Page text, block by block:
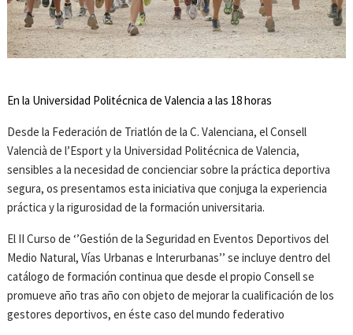
En la Universidad Politécnica de Valencia a las 18 horas
Desde la Federación de Triatlón de la C. Valenciana, el Consell
Valencià de l’Esport y la Universidad Politécnica de Valencia,
sensibles a la necesidad de concienciar sobre la práctica deportiva
segura, os presentamos esta iniciativa que conjuga la experiencia
práctica y la rigurosidad de la formación universitaria.
El II Curso de ‘’Gestión de la Seguridad en Eventos Deportivos del
Medio Natural, Vías Urbanas e Interurbanas’’ se incluye dentro del
catálogo de formación continua que desde el propio Consell se
promueve año tras año con objeto de mejorar la cualificación de los
gestores deportivos, en éste caso del mundo federativo